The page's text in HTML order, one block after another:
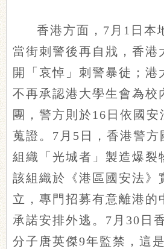
香港方面，7月1日本
當街刺警後再自戕，香港
開「哀悼」刺警暴徒；港
不再承認港大學生會為校
團，警方則於16日依國
蒐證。7月5日，香港警方
組織「光城者」製造爆裂
該組織於《港區國安法》
立，專門招募有意離港的
承諾安排外逃。7月30日
分子唐英傑9年監禁，這